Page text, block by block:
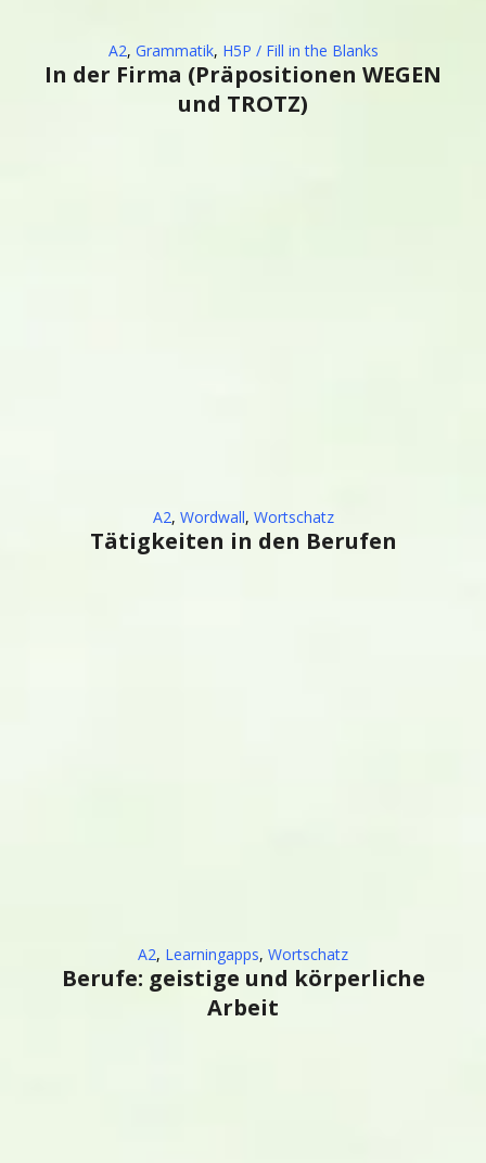
A2, Grammatik, H5P / Fill in the Blanks
In der Firma (Präpositionen WEGEN
und TROTZ)
A2, Wordwall, Wortschatz
Tätigkeiten in den Berufen
A2, Learningapps, Wortschatz
Berufe: geistige und körperliche
Arbeit